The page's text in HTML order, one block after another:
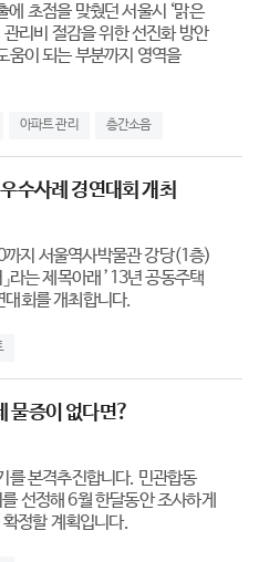
초점을 맞췄던 서울시 ‘맑은
리비 절감을 위한 선진화 방안
움이 되는 부분까지 영역을
아파트 관리 층간소음
수사례 경연대회 개최
지 서울역사박물관 강당(1층)
라는 제목아래 ’13년 공동주택
회를 개최합니다.
물증이 없다면?
를 본격추진합니다. 민관합동
선정해 6월 한달동안 조사하게
정할 계획입니다.